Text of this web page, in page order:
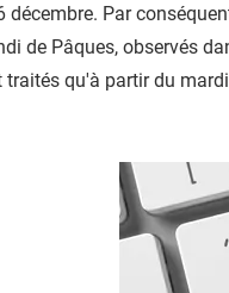
décembre. Par
de Pâques, observés
traités qu'à partir du